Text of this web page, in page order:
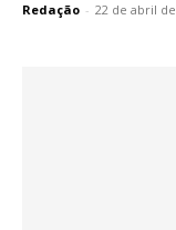
Redação - 22 de abril